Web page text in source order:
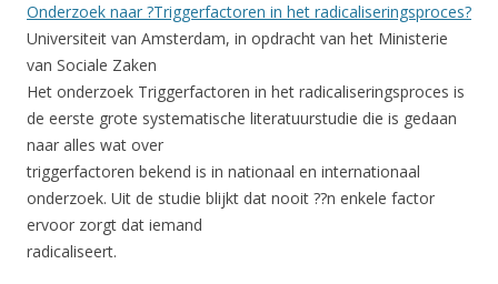
Onderzoek naar ?Triggerfactoren in het radicaliseringsproces?
Universiteit van Amsterdam, in opdracht van het Ministerie
van Sociale Zaken
Het onderzoek Triggerfactoren in het radicaliseringsproces is
de eerste grote systematische literatuurstudie die is gedaan
naar alles wat over
triggerfactoren bekend is in nationaal en internationaal
onderzoek. Uit de studie blijkt dat nooit ??n enkele factor
ervoor zorgt dat iemand
radicaliseert.